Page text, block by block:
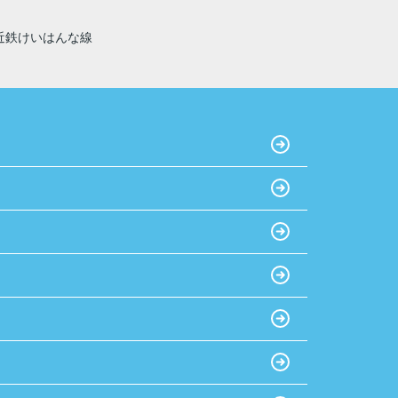
鉄けいはんな線